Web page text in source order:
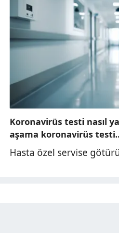
Koronavirüs testi nasıl
aşama koronavirüs
Hasta özel servise